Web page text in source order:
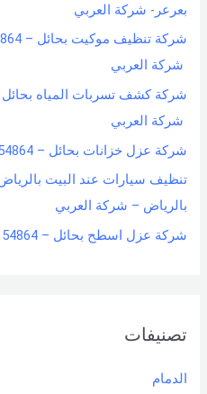
بعرعر- شركة العربي
شركة العربي
شركة العربي
شركة عزل خزانات بحائل – 0551154864 اتصل بنا – شركة العربي
تنظيف سيارات عند البيت
بالرياض – شركة العربي
شركة عزل اسطح بحائل – 0551154864 اتصل بنا – شركة العربي
تصنيفات
الدمام